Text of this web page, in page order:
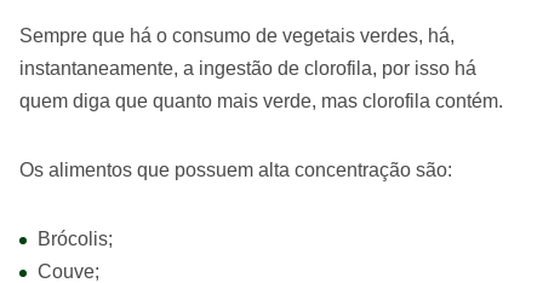
Sempre que há o consumo de vegetais verdes, há,
instantaneamente, a ingestão de clorofila, por isso há
quem diga que quanto mais verde, mas clorofila contém.
Os alimentos que possuem alta concentração são:
Brócolis;
Couve;